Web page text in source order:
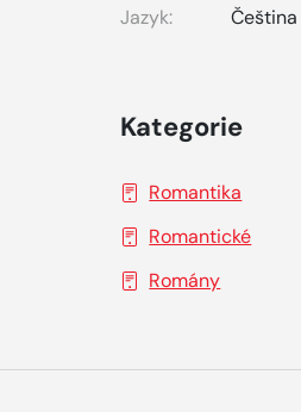
Jazyk:
Čeština
Kategorie
Romantika
Romantické
Romány